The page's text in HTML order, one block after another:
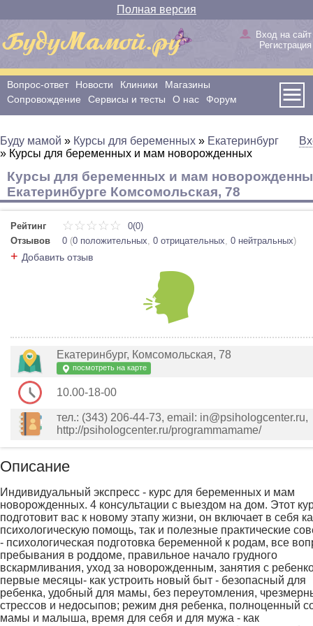
Полная версия
Вход на сайт
Регистрация
Вопрос-ответ Новости Клиники
Магазины
Сопровождение
Сервисы и тесты О нас Форум
Буду мамой » Курсы для беременных » Екатеринбург
» Курсы для беременных и мам новорожденных
Курсы для беременных и мам
Екатеринбурге Комсомольская, 78
Рейтинг
0(0)
Отзывов
0 (0 положительных, 0 отрицательных, 0 нейтральных)
+ Добавить отзыв
Екатеринбург, Комсомольская, 78
посмотреть на карте
10.00-18-00
тел.: (343) 206-44-73, email: in@psihologcenter.ru,
http://psihologcenter.ru/programmamame/
Описание
Индивидуальный экспресс - курс для беременных и мам
новорожденных. 4 консультации с выездом на дом. Этот
подготовит вас к новому этапу жизни, он включает в себя
психологическую помощь, так и полезные практические
- психологическая подготовка беременной к родам, все
пребывания в роддоме, правильное начало грудного
вскармливания, уход за новорожденным, занятия с
первые месяцы- как устроить новый быт - безопасный для
ребенка, удобный для мамы, без переутомления,
стрессов и недосыпов; режим дня ребенка, полноценный
мамы и малыша, время для себя и для мужа - как